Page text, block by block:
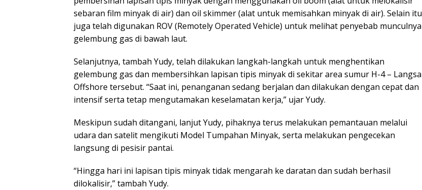
sebaran film minyak di air) dan oil skimmer (alat untuk memisahkan minyak di air). Selain itu
juga telah digunakan ROV (Remotely Operated Vehicle) untuk melihat penyebab munculnya
gelembung gas di bawah laut.
Selanjutnya, tambah Yudy, telah dilakukan langkah-langkah untuk menghentikan
gelembung gas dan membersihkan lapisan tipis minyak di sekitar area sumur H-4 – Langsa
Offshore tersebut. “Saat ini, penanganan sedang berjalan dan dilakukan dengan cepat dan
intensif serta tetap mengutamakan keselamatan kerja,” ujar Yudy.
Meskipun sudah ditangani, lanjut Yudy, pihaknya terus melakukan pemantauan melalui
udara dan satelit mengikuti Model Tumpahan Minyak, serta melakukan pengecekan
langsung di pesisir pantai.
“Hingga hari ini lapisan tipis minyak tidak mengarah ke daratan dan sudah berhasil
dilokalisir,” tambah Yudy.